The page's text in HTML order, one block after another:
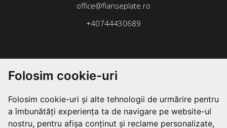
Folosim cookie-uri
Folosim cookie-uri și alte tehnologii de urmărire pentru
a îmbunătăți experiența ta de navigare pe website-ul
nostru, pentru afișa conținut și reclame personalizate,
office@flanseplate.ro
+40744430689